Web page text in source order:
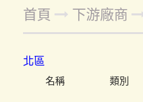
首頁 下游廠商
北區
名稱 類別